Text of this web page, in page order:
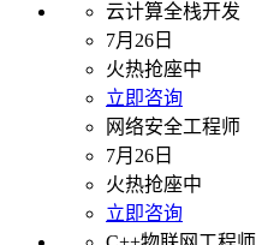
云计算全栈开发
7月26日
火热抢座中
立即咨询
网络安全工程师
7月26日
火热抢座中
立即咨询